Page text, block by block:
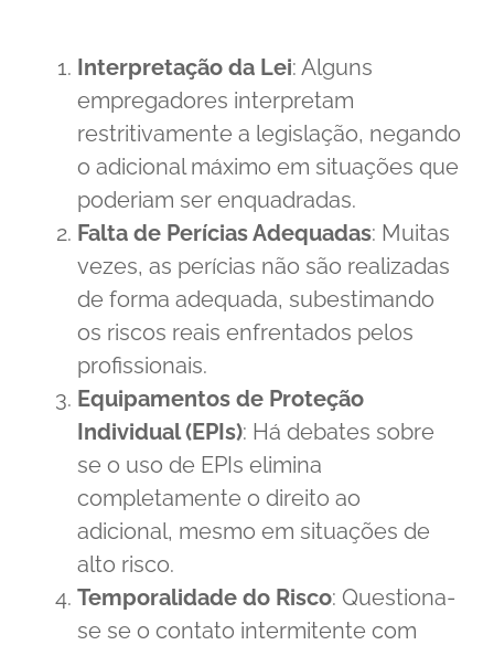
Interpretação da Lei: Alguns
empregadores interpretam
restritivamente a legislação, negando
o adicional máximo em situações que
poderiam ser enquadradas.
Falta de Perícias Adequadas: Muitas
vezes, as perícias não são realizadas
de forma adequada, subestimando
os riscos reais enfrentados pelos
profissionais.
Equipamentos de Proteção
Individual (EPIs): Há debates sobre
se o uso de EPIs elimina
completamente o direito ao
adicional, mesmo em situações de
alto risco.
Temporalidade do Risco: Questiona-
se se o contato intermitente com